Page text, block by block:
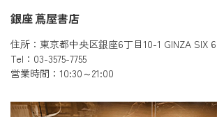
銀座 蔦屋書店
住所：東京都中央区銀座6丁目10-1 GINZA SIX
Tel：03-3575-7755
営業時間：10:30～21:00